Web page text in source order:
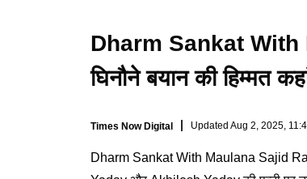
Playing in picture-
Dharm Sankat With
घिनौने बयान की हिम्मत
Times Now Digital Updated Aug 2, 2025,
Dharm Sankat With Maulana Sajid